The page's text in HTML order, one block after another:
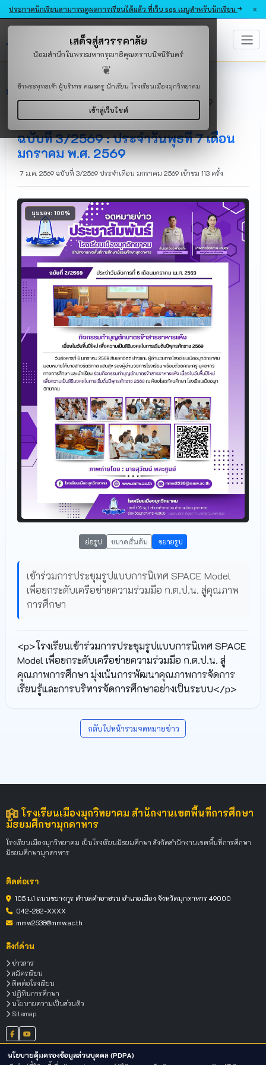
ประกาศนักเรียนสามารถดูผลการเรียนได้แล้ว ที่เว็บ sgs เมนูสำหรับนักเรียน ×
เสด็จสู่สวรรคาลัย
น้อมสำนึกในพระมหากรุณาธิคุณตราบนิจนิรันดร์
❦
ข้าพระพุทธเจ้า ผู้บริหาร คณะครู นักเรียน โรงเรียนเมืองมุกวิทยาคม
เข้าสู่เว็บไซต์
โรงเรียนเมืองมุกวิทยาคม
MUANGMUK WITTAYAKOM SCHOOL
หน้าแรก
จดหมายข่าว
ฉบับที่ 3/2569 : ประจำวันพุธที่ 7 เดือนมกราคม พ.ศ. 2569
ฉบับที่ 3/2569 : ประจำวันพุธที่ 7 เดือน
มกราคม พ.ศ. 2569
7 ม.ค. 2569 ฉบับที่ 3/2569 ประจำเดือน มกราคม 2569 เข้าชม 113 ครั้ง
มุมมอง: 100%
ย่อรูป ขนาดเริ่มต้น ขยายรูป
เข้าร่วมการประชุมรูปแบบการนิเทศ SPACE Model
เพื่อยกระดับเครือข่ายความร่วมมือ ก.ต.ป.น. สู่คุณภาพ
การศึกษา
<p>โรงเรียนเข้าร่วมการประชุมรูปแบบการนิเทศ SPACE
Model เพื่อยกระดับเครือข่ายความร่วมมือ ก.ต.ป.น. สู่
คุณภาพการศึกษา มุ่งเน้นการพัฒนาคุณภาพการจัดการ
เรียนรู้และการบริหารจัดการศึกษาอย่างเป็นระบบ</p>
กลับไปหน้ารวมจดหมายข่าว
โรงเรียนเมืองมุกวิทยาคม สำนักงานเขตพื้นที่การศึกษา
มัธยมศึกษามุกดาหาร
โรงเรียนเมืองมุกวิทยาคม เป็นโรงเรียนมัธยมศึกษา สังกัดสำนักงานเขตพื้นที่การศึกษา
มัธยมศึกษามุกดาหาร
ติดต่อเรา
105 ม.1 ถนนชยางกูร ตำบลคำอาฮวน อำเภอเมือง จังหวัดมุกดาหาร 49000
042-282-XXXX
mmw2538@mmw.ac.th
ลิงก์ด่วน
ข่าวสาร
สมัครเรียน
ติดต่อโรงเรียน
ปฏิทินการศึกษา
นโยบายความเป็นส่วนตัว
Sitemap
นโยบายคุ้มครองข้อมูลส่วนบุคคล (PDPA)